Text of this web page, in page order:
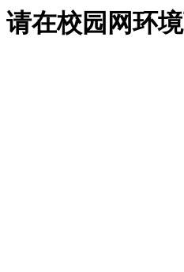
请在校园网环